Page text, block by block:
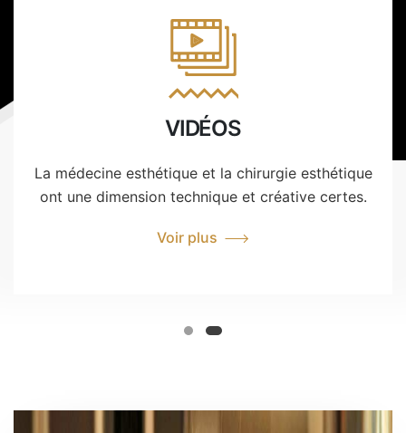
VIDÉOS
La médecine esthétique et la chirurgie esthétique
ont une dimension technique et créative certes.
Voir plus